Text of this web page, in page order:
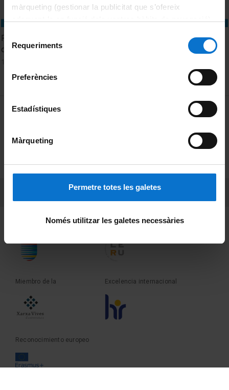
màrqueting (gestionar la publicitat que s’ofereix
consultar laPolítica de galetes del lloc web de la
Selecció
de Requeriments
Preferències
Estadístiques
Màrqueting
Permetre totes les galetes
Només utilitzar les galetes necessàries
Premi Ramon Margalef d'ecologia. Edició 2024. Sessió 10
d'octubre
MENÚ PEU 1
Privacidad y términos
Sobre UBtv
Fundadora de la Miembro de la
Miembro de la Excelencia internacional
Reconocimiento europeo